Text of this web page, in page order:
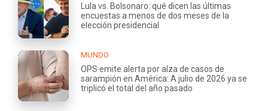
Lula vs. Bolsonaro: qué dicen las últimas
encuestas a menos de dos meses de la
elección presidencial
MUNDO
OPS emite alerta por alza de casos de
sarampión en América: A julio de 2026 ya se
triplicó el total del año pasado